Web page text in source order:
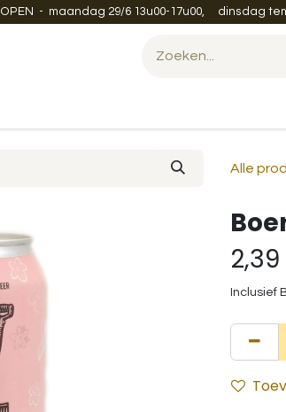
OPEN - maandag 29/6 13u00-17u00, dinsdag
Alle
2,39
Inclusief